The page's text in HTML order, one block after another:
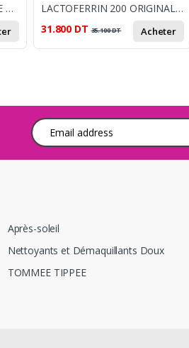
POCO BABY TETINE LARGE PHYSIOLOGIQUE 2EME AGE
LACTOFERRIN 200 ORIGINAL BT 20 GELULES
31.800 DT 35.100DT Acheter
Adresse e-mail
Après-soleil
Nettoyants et Démaquillants Doux
TOMMEE TIPPEE